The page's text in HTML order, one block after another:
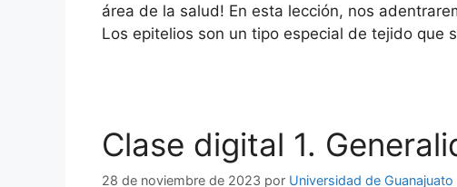
área de la salud! En esta lección, nos
Los epitelios son un tipo especial de tejido que
Clase digital 1.
28 de noviembre de 2023 por Universidad de Guanajuato